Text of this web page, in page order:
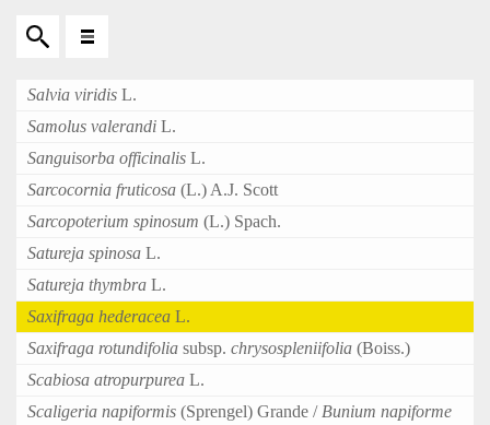
Salvia viridis L.
Samolus valerandi L.
Sanguisorba officinalis L.
Sarcocornia fruticosa (L.) A.J. Scott
Sarcopoterium spinosum (L.) Spach.
Satureja spinosa L.
Satureja thymbra L.
Saxifraga hederacea L.
Saxifraga rotundifolia subsp. chrysospleniifolia (Boiss.)
Scabiosa atropurpurea L.
Scaligeria napiformis (Sprengel) Grande / Bunium napiforme